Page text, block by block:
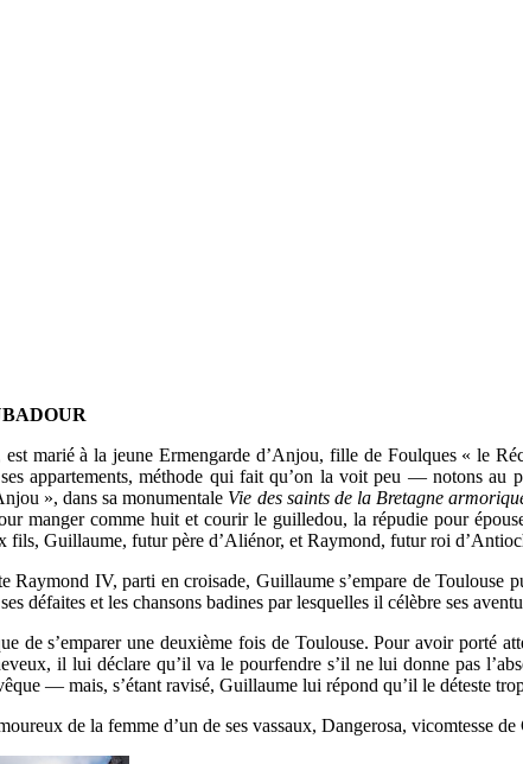
est marié à la jeune Ermengarde d’Anjou, fille de Foulques « le
appartements, méthode qui fait qu’on la voit peu — notons au
», dans sa monumentale Vie des saints de la Bretagne
manger comme huit et courir le guilledou, la répudie pour
fils, Guillaume, futur père d’Aliénor, et Raymond, futur roi
Raymond IV, parti en croisade, Guillaume s’empare de
défaites et les chansons badines par lesquelles il célèbre ses
de s’emparer une deuxième fois de Toulouse. Pour avoir porté
il lui déclare qu’il va le pourfendre s’il ne lui donne pas
­— mais, s’étant ravisé, Guillaume lui répond qu’il le déteste
de la femme d’un de ses vassaux, Dangerosa, vicomtesse